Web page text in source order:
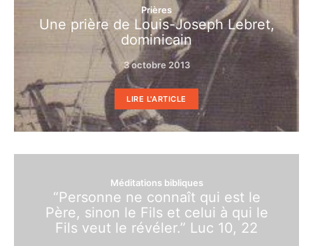
Prières
Une prière de Louis-Joseph Lebret,
dominicain
3 octobre 2013
LIRE L'ARTICLE
Méditations bibliques
“Personne ne connaît qui est le
Père, sinon le Fils et celui à qui le
Fils veut le révéler.” Luc 10, 22